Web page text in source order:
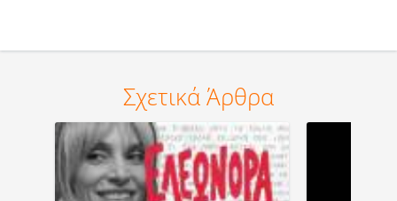
Σχετικά Άρθρα